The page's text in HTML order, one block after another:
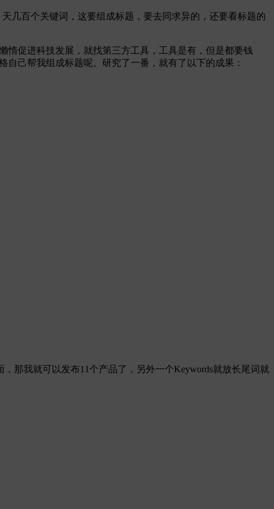
几百个关键词，这要组成标题，要去同求异的，还要看标题的
惰促进科技发展，就找第三方工具，工具是有，但是都要钱
己帮我组成标题呢。研究了一番，就有了以下的成果：
那我就可以发布11个产品了，另外一个Keywords就放长尾词就